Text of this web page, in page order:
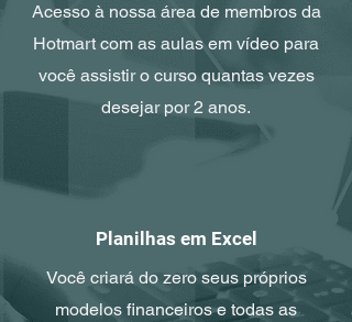
Acesso à nossa área de membros da
Hotmart com as aulas em vídeo para
você assistir o curso quantas vezes
desejar por 2 anos.
Planilhas em Excel
Você criará do zero seus próprios
modelos financeiros e todas as